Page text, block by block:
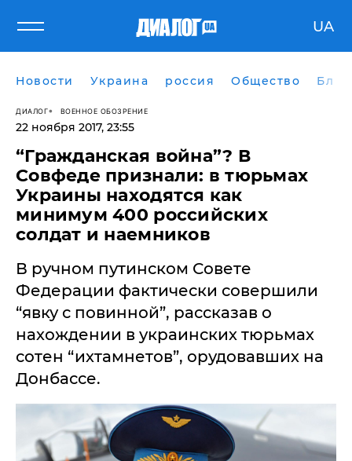
UA
Новости Украина россия Общество
ДИАЛОГ ВОЕННОЕ ОБОЗРЕНИЕ
22 ноября 2017, 23:55
​“Гражданская война”? В
Совфеде признали: в тюрьмах
Украины находятся как
минимум 400 российских
солдат и наемников
В ручном путинском Совете
Федерации фактически совершили
“явку с повинной”, рассказав о
нахождении в украинских тюрьмах
сотен “ихтамнетов”, орудовавших на
Донбассе.